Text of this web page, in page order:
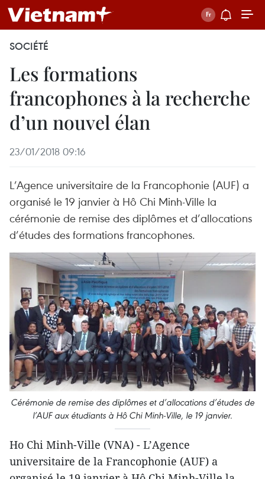
SOCIÉTÉ
Les formations
francophones à la recherche
d’un nouvel élan
23/01/2018 09:16
L’Agence universitaire de la Francophonie (AUF) a
organisé le 19 janvier à Hô Chi Minh-Ville la
cérémonie de remise des diplômes et d’allocations
d’études des formations francophones.
Cérémonie de remise des diplômes et d’allocations d’études de
l’AUF aux étudiants à Hô Chi Minh-Ville, le 19 janvier.
Ho Chi Minh-Ville (VNA) - L’Agence
universitaire de la Francophonie (AUF) a